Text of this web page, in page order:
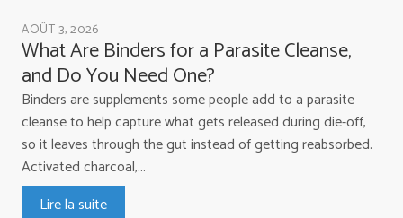
AOÛT 3, 2026
What Are Binders for a Parasite Cleanse,
and Do You Need One?
Binders are supplements some people add to a parasite
cleanse to help capture what gets released during die-off,
so it leaves through the gut instead of getting reabsorbed.
Activated charcoal,...
Lire la suite